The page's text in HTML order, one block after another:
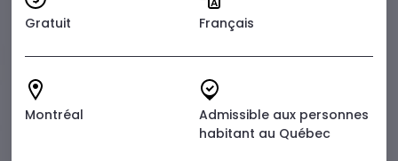
Gratuit Français
Montréal
Admissible aux personnes
habitant au Québec